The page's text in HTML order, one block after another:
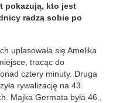
pokazują, kto jest
radzą sobie po
uplasowała się Amelika
tracąc do
cztery minuty. Druga
rywalizację na 43.
Majka Germata była 46.,